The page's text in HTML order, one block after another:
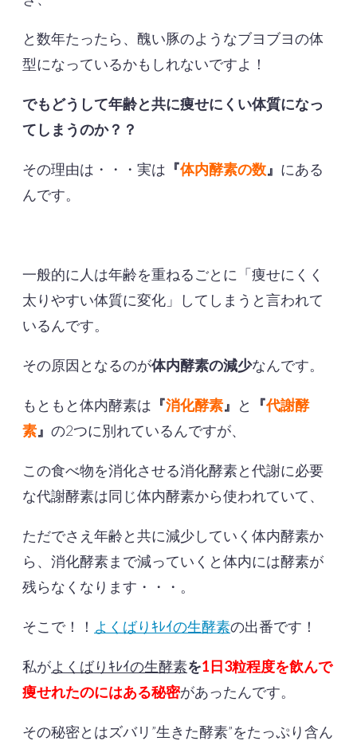
と数年たったら、醜い豚のようなブヨブヨの体
型になっているかもしれないですよ！
でもどうして年齢と共に痩せにくい体質になっ
てしまうのか？？
その理由は・・・実は 『体内酵素の数』 にある
んです。
一般的に人は年齢を重ねるごとに「痩せにくく
太りやすい体質に変化」してしまうと言われて
いるんです。
その原因となるのが体内酵素の減少なんです。
もともと体内酵素は 『消化酵素』 と 『代謝酵
素』 の2つに別れているんですが、
この食べ物を消化させる消化酵素と代謝に必要
な代謝酵素は同じ体内酵素から使われていて、
ただでさえ年齢と共に減少していく体内酵素か
ら、消化酵素まで減っていくと体内には酵素が
残らなくなります・・・。
そこで！！ よくばりｷﾚｲの生酵素の出番です！
私がよくばりｷﾚｲの生酵素を1日3粒程度を飲んで
痩せれたのにはある秘密があったんです。
その秘密とはズバリ”生きた酵素”をたっぷり含ん